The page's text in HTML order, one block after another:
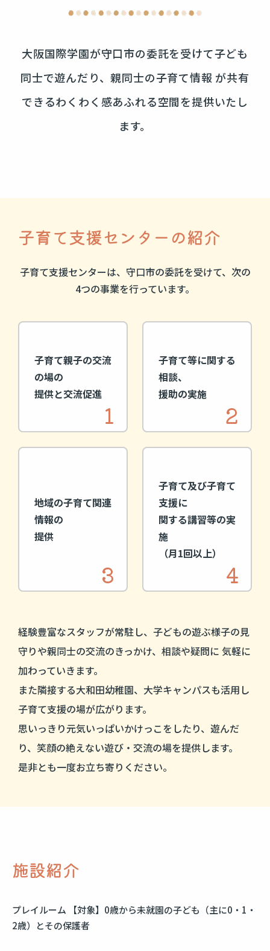
大阪国際学園が守口市の委託を受けて子ども
同士で遊んだり、親同士の子育て情報 が共有
できるわくわく感あふれる空間を提供いたし
ます。
子育て支援センターの紹介
子育て支援センターは、守口市の委託を受けて、 次の
4つの事業を行っています。
子育て親子の交流
の場の
提供と交流促進
1
子育て等に関する
相談、
援助の実施
2
地域の子育て関連
情報の
提供
3
子育て及び子育て
支援に
関する講習等の実
施
（月1回以上）
4
経験豊富なスタッフが常駐し、子どもの遊ぶ様子の見
守りや親同士の交流のきっかけ、相談や疑問に 気軽に
加わっていきます。
また隣接する大和田幼稚園、大学キャンパスも活用し
子育て支援の場が広がります。
思いっきり元気いっぱいかけっこをしたり、遊んだ
り、笑顔の絶えない遊び・交流の場を提供します。
是非とも一度お立ち寄りください。
施設紹介
プレイルーム 【対象】0歳から未就園の子ども（主に0・1・
2歳）とその保護者